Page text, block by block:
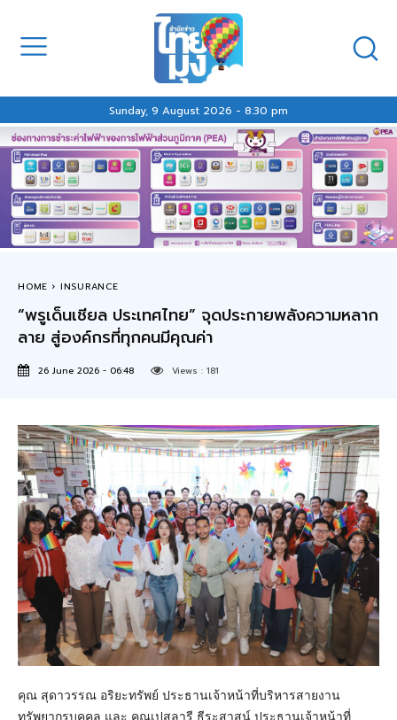
Sunday, 9 August 2026 - 8:30 pm
HOME INSURANCE
“พรูเด็นเชียล ประเทศไทย” จุดประกายพลังความหลาก
ลาย สู่องค์กรที่ทุกคนมีคุณค่า
26 June 2026 - 06:48 Views : 181
คุณ สุดาวรรณ อริยะทรัพย์ ประธานเจ้าหน้าที่บริหารสายงาน
ทรัพยากรบุคคล และ คุณเปสลารี ธีระสาสน์ ประธานเจ้าหน้าที่